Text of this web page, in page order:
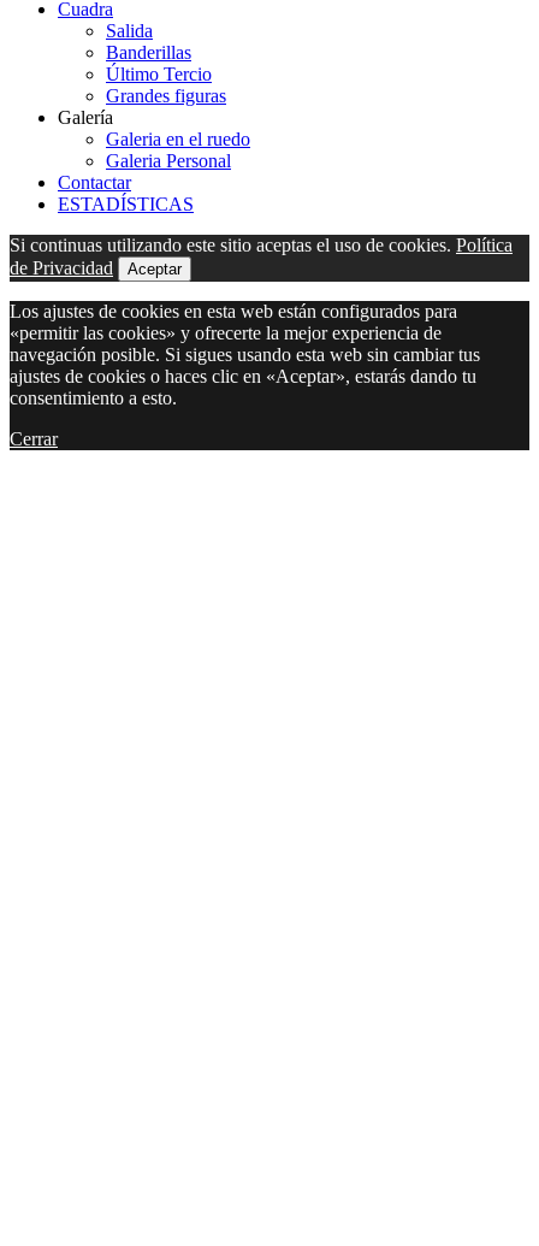
Cuadra
Salida
Banderillas
Último Tercio
Grandes figuras
Galería
Galeria en el ruedo
Galeria Personal
Contactar
ESTADÍSTICAS
Si continuas utilizando este sitio aceptas el uso de cookies. Política
de Privacidad
Aceptar
Los ajustes de cookies en esta web están configurados para
«permitir las cookies» y ofrecerte la mejor experiencia de
navegación posible. Si sigues usando esta web sin cambiar tus
ajustes de cookies o haces clic en «Aceptar», estarás dando tu
consentimiento a esto.
Cerrar